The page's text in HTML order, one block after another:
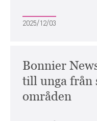
2025/12/03
Bonnier
till unga från
områden